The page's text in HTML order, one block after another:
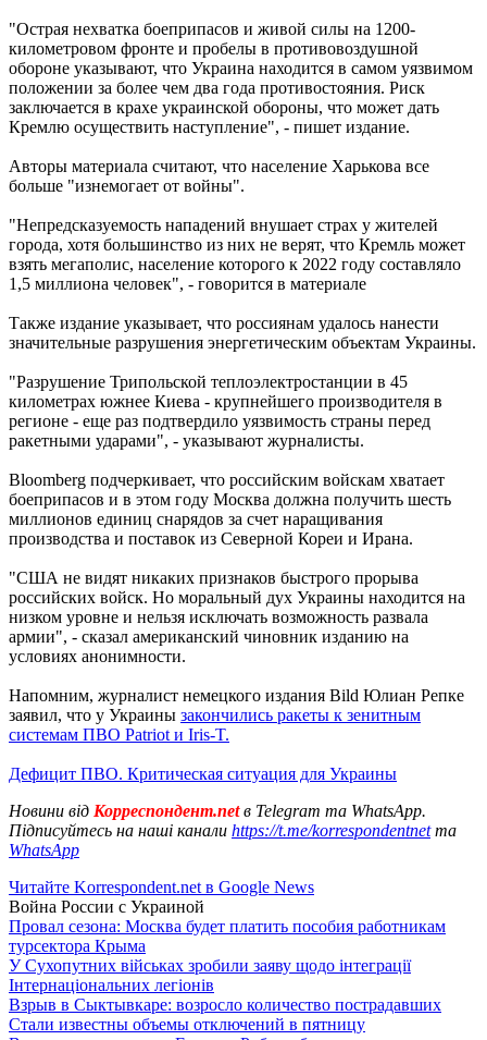
"Острая нехватка боеприпасов и живой силы на 1200-
километровом фронте и пробелы в противовоздушной
обороне указывают, что Украина находится в самом уязвимом
положении за более чем два года противостояния. Риск
заключается в крахе украинской обороны, что может дать
Кремлю осуществить наступление", - пишет издание.
Авторы материала считают, что население Харькова все
больше "изнемогает от войны".
"Непредсказуемость нападений внушает страх у жителей
города, хотя большинство из них не верят, что Кремль может
взять мегаполис, население которого к 2022 году составляло
1,5 миллиона человек", - говорится в материале
Также издание указывает, что россиянам удалось нанести
значительные разрушения энергетическим объектам Украины.
"Разрушение Трипольской теплоэлектростанции в 45
километрах южнее Киева - крупнейшего производителя в
регионе - еще раз подтвердило уязвимость страны перед
ракетными ударами", - указывают журналисты.
Bloomberg подчеркивает, что российским войскам хватает
боеприпасов и в этом году Москва должна получить шесть
миллионов единиц снарядов за счет наращивания
производства и поставок из Северной Кореи и Ирана.
"США не видят никаких признаков быстрого прорыва
российских войск. Но моральный дух Украины находится на
низком уровне и нельзя исключать возможность развала
армии", - сказал американский чиновник изданию на
условиях анонимности.
Напомним, журналист немецкого издания Bild Юлиан Репке
заявил, что у Украины закончились ракеты к зенитным
системам ПВО Patriot и Iris-T.
Дефицит ПВО. Критическая ситуация для Украины
Новини від Корреспондент.netв Telegram та WhatsApp.
Підписуйтесь на наші канали https://t.me/korrespondentnetта
WhatsApp
Читайте Korrespondent.net в Google News
Война России с Украиной
Провал сезона: Москва будет платить пособия работникам
турсектора Крыма
У Сухопутних військах зробили заяву щодо інтеграції
Інтернаціональних легіонів
Взрыв в Сыктывкаре: возросло количество пострадавших
Стали известны объемы отключений в пятницу